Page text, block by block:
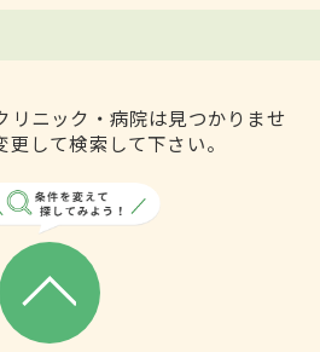
リニック・病院は見つかりませ
して検索して下さい。